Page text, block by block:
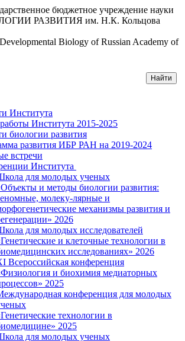
бюджетное учреждение науки
РАЗВИТИЯ им. Н.К. Кольцова
Biology of Russian Academy of
Института
Института 2015-2025
биологии развития
развития ИБР РАН на 2019-2024
встречи
Института
для молодых ученых
и методы биологии развития:
молеку-лярные и
механизмы развития и
2026
для молодых исследователей
и клеточные технологии в
исследованиях» 2026
Всероссийская конференция
и биохимия медиаторных
2025
конференция для молодых
технологии в
2025
для молодых ученых